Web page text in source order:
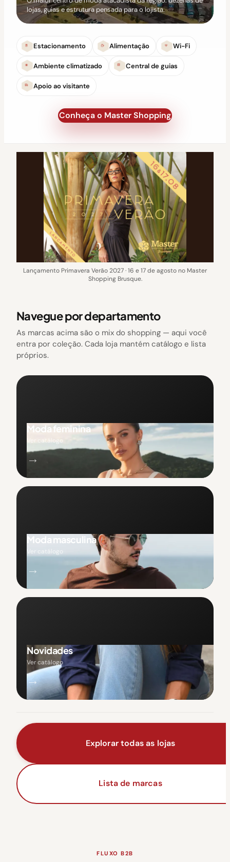
lojas, guias e estrutura pensada para o lojista.
Estacionamento Alimentação Wi-Fi
Ambiente climatizado Central de guias
Apoio ao visitante
Conheça o Master Shopping
Lançamento Primavera Verão 2027 · 16 e 17 de agosto no Master
Shopping Brusque.
Navegue por departamento
As marcas acima são o mix do shopping — aqui você
entra por coleção. Cada loja mantém catálogo e lista
próprios.
Moda feminina
Ver catálogo
→
Moda masculina
Ver catálogo
→
Novidades
Ver catálogo
→
Explorar todas as lojas
Lista de marcas
FLUXO B2B